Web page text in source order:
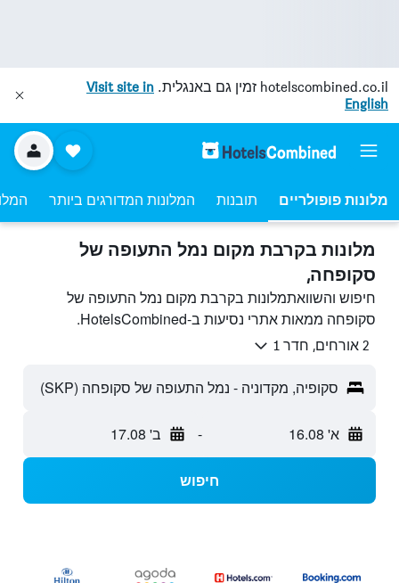
hotelscombined.co.il זמין גם באנגלית. Visit site in
English
מלונות פופולריים תובנות המלונות המדורגים ביותר
מלונות בקרבת מקום נמל התעופה של
סקופחה,
חיפוש והשוואתמלונות בקרבת מקום נמל התעופה של
סקופחה ממאות אתרי נסיעות ב-HotelsCombined.
2 אורחים, חדר 1
סקופיה, מקדוניה - נמל התעופה של סקופחה (SKP)
א' 16.08 - ב' 17.08
חיפוש